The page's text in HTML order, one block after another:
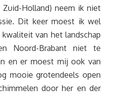
Holland) neem ik niet
Dit keer moest ik wel
van het landschap
Noord-Brabant niet te
en er moest mij ook van
mooie grotendeels open
door her en der